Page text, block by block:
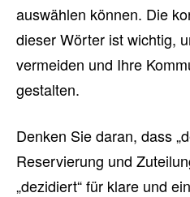
auswählen können. Die
dieser Wörter ist wichtig,
vermeiden und Ihre
gestalten.
Denken Sie daran, dass
Reservierung und
„dezidiert“ für klare und